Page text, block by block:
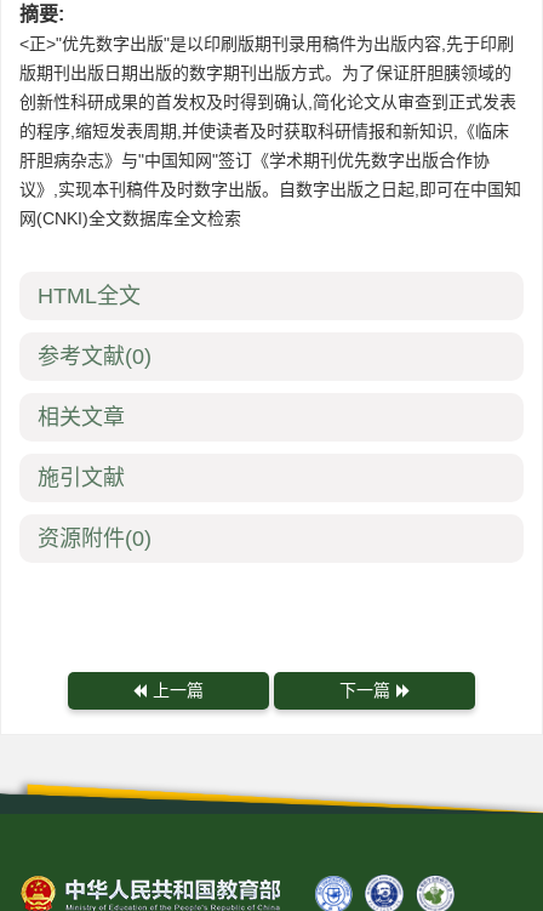
摘要:
<正>"优先数字出版"是以印刷版期刊录用稿件为出版内容,先于印刷
版期刊出版日期出版的数字期刊出版方式。为了保证肝胆胰领域的
创新性科研成果的首发权及时得到确认,简化论文从审查到正式发表
的程序,缩短发表周期,并使读者及时获取科研情报和新知识,《临床
肝胆病杂志》与"中国知网"签订《学术期刊优先数字出版合作协
议》,实现本刊稿件及时数字出版。自数字出版之日起,即可在中国知
网(CNKI)全文数据库全文检索
HTML全文
参考文献(0)
相关文章
施引文献
资源附件(0)
上一篇 下一篇